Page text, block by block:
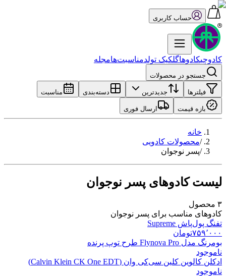
حساب کاربری
کادوچیکادو‌هاگلکیک تولدمناسبت‌هامجله
جستجو در محصولات
فیلترها جدیدترین دسته‌بندی مناسبت
بازه قیمت ارسال فوری
خانه
/محصولات کادویی
/پسر نوجوان
لیست کادوهای پسر نوجوان
۳ محصول
کادوهای مناسب برای پسر نوجوان
تفنگ پول‌پاش Supreme
۷۵۹٬۰۰۰تومان
بومرنگ مدل Flynova Pro طرح توپ پرنده
ناموجود
ادکلن کالوین کلین سی‌کی وان (Calvin Klein CK One EDT)
ناموجود